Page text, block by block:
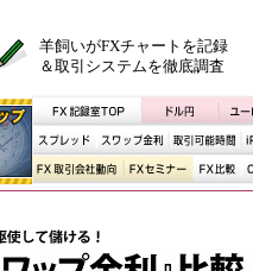
羊飼いがFXチャートを記録
＆取引システムを徹底調査